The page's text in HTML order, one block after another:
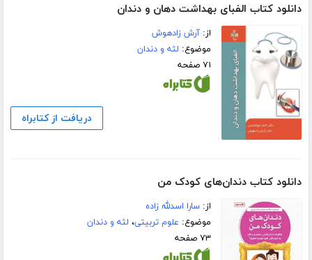
دانلود کتاب الفبای بهداشت دهان و دندان
از:آرش زادهوش
موضوع: لثه و دندان
۷۱ صفحه
دریافت از کتابراه
دانلود کتاب دندان‌های کودک من
از:سارا اسدلله زاده
موضوع: علوم تربیتی، لثه و دندان
۷۳ صفحه